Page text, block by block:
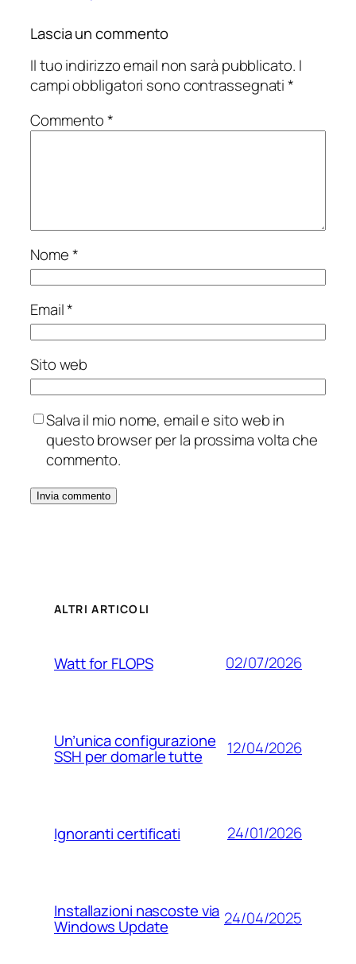
Lascia un commento
Il tuo indirizzo email non sarà pubblicato. I
campi obbligatori sono contrassegnati*
Commento*
Nome*
Email*
Sito web
Salva il mio nome, email e sito web in
questo browser per la prossima volta che
commento.
ALTRI ARTICOLI
Watt for FLOPS 02/07/2026
Un’unica configurazione
SSH per domarle tutte 12/04/2026
Ignoranti certificati 24/01/2026
Installazioni nascoste via
Windows Update 24/04/2025